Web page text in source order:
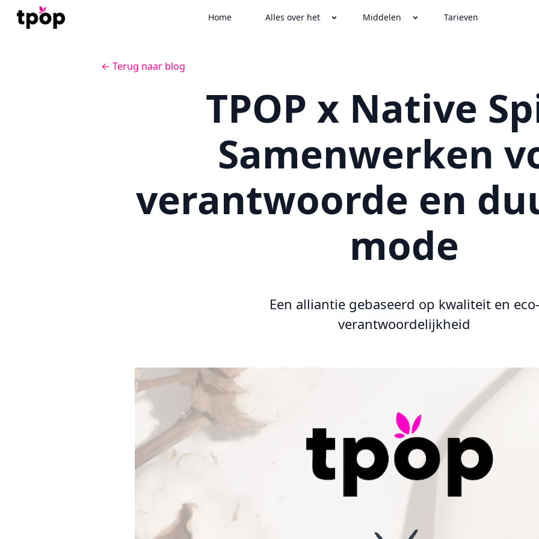
Home Alles over het Middelen Tarieven
← Terug naar blog
TPOP x Native
Samenwerken
verantwoorde en
mode
Een alliantie gebaseerd op kwaliteit en eco-
verantwoordelijkheid